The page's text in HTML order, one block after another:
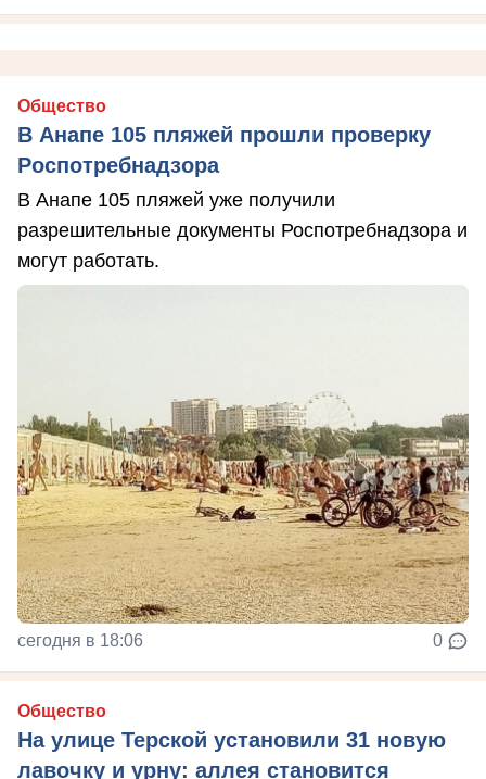
Общество
В Анапе 105 пляжей прошли проверку
Роспотребнадзора
В Анапе 105 пляжей уже получили
разрешительные документы Роспотребнадзора и
могут работать.
сегодня в 18:06 0
Общество
На улице Терской установили 31 новую
лавочку и урну: аллея становится